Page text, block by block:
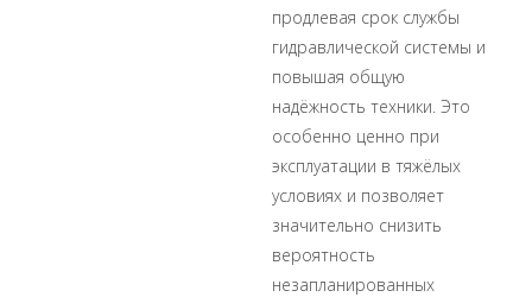
продлевая срок службы
гидравлической системы и
повышая общую
надёжность техники. Это
особенно ценно при
эксплуатации в тяжёлых
условиях и позволяет
значительно снизить
вероятность
незапланированных